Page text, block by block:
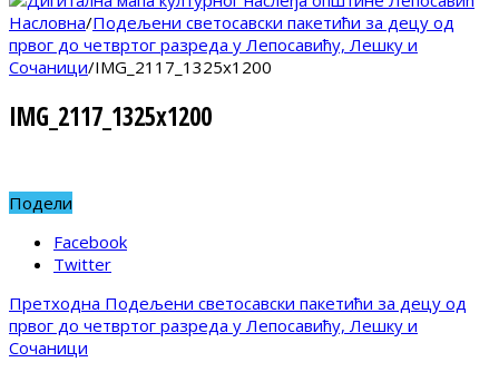
Насловна/Подељени светосавски пакетићи за децу од
првог до четвртог разреда у Лепосавићу, Лешку и
Сочаници/IMG_2117_1325x1200
IMG_2117_1325x1200
Подели
Facebook
Twitter
Претходна Подељени светосавски пакетићи за децу од
првог до четвртог разреда у Лепосавићу, Лешку и
Сочаници